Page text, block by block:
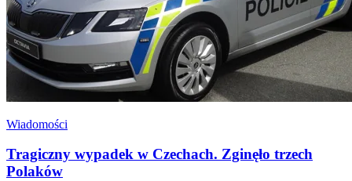
Wiadomości
Tragiczny wypadek w Czechach. Zginęło trzech
Polaków